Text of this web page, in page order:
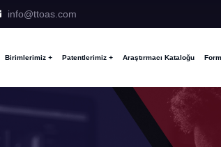
info@ttoas.com
Birimlerimiz + Patentlerimiz + Araştırmacı Kataloğu